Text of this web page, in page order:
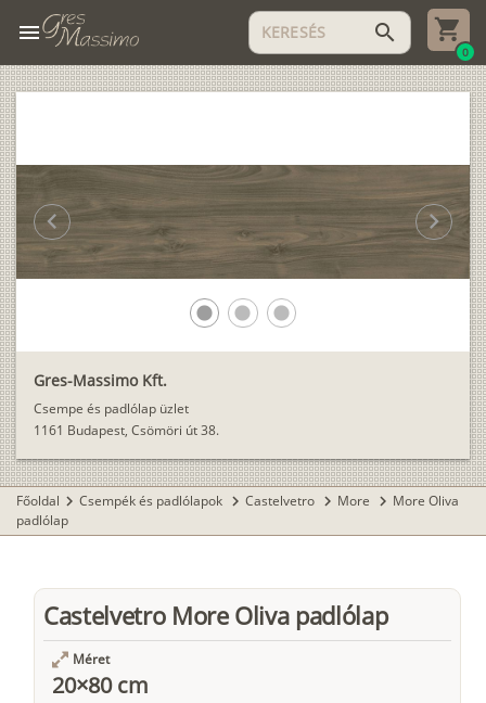
menu search
0
Gres-Massimo Kft.
Csempe és padlólap üzlet
1161 Budapest, Csömöri út 38.
lens lens lens
chevron_left chevron_right
Főoldal chevron_right Csempék és padlólapok chevron_right Castelvetro chevron_right More chevron_right More Oliva
padlólap
Castelvetro More Oliva padlólap
Méret
20×80 cm